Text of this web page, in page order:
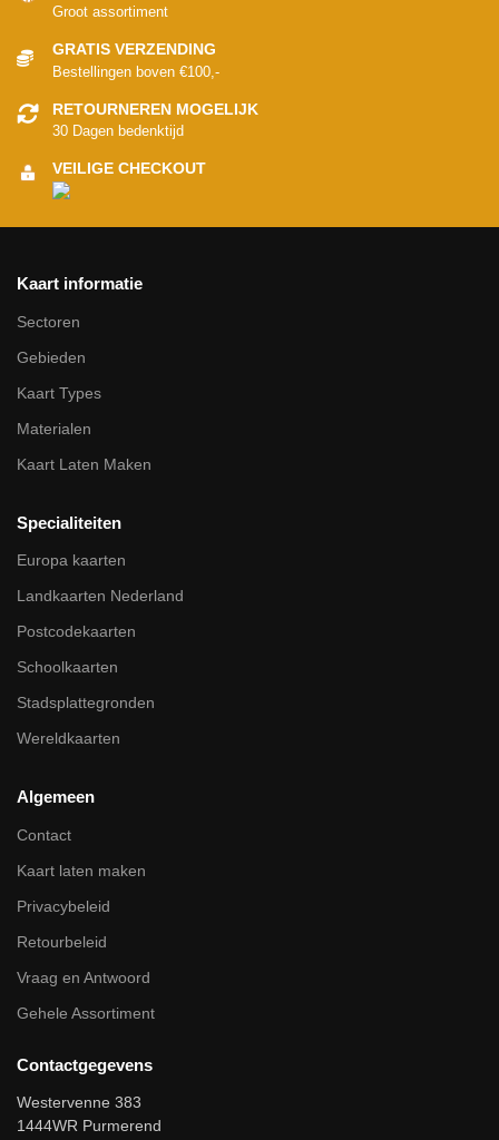
Groot assortiment
GRATIS VERZENDING
Bestellingen boven €100,-
RETOURNEREN MOGELIJK
30 Dagen bedenktijd
VEILIGE CHECKOUT
Kaart informatie
Sectoren
Gebieden
Kaart Types
Materialen
Kaart Laten Maken
Specialiteiten
Europa kaarten
Landkaarten Nederland
Postcodekaarten
Schoolkaarten
Stadsplattegronden
Wereldkaarten
Algemeen
Contact
Kaart laten maken
Privacybeleid
Retourbeleid
Vraag en Antwoord
Gehele Assortiment
Contactgegevens
Westervenne 383
1444WR Purmerend